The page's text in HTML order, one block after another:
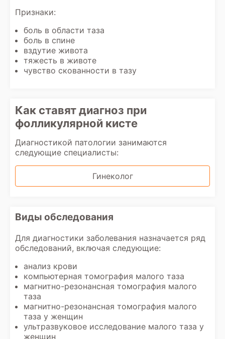
Признаки:
боль в области таза
боль в спине
вздутие живота
тяжесть в животе
чувство скованности в тазу
Как ставят диагноз при
фолликулярной кисте
Диагностикой патологии занимаются
следующие специалисты:
Гинеколог
Виды обследования
Для диагностики заболевания назначается ряд
обследований, включая следующие:
анализ крови
компьютерная томография малого таза
магнитно-резонансная томография малого
таза
магнитно-резонансная томография малого
таза у женщин
ультразвуковое исследование малого таза у
женщин